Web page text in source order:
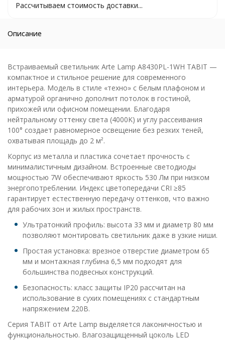
Рассчитываем стоимость доставки...
Описание
Встраиваемый светильник Arte Lamp A8430PL-1WH TABIT —
компактное и стильное решение для современного
интерьера. Модель в стиле «техно» с белым плафоном и
арматурой органично дополнит потолок в гостиной,
прихожей или офисном помещении. Благодаря
нейтральному оттенку света (4000K) и углу рассеивания
100° создает равномерное освещение без резких теней,
охватывая площадь до 2 м².
Корпус из металла и пластика сочетает прочность с
минималистичным дизайном. Встроенные светодиоды
мощностью 7W обеспечивают яркость 530 Лм при низком
энергопотреблении. Индекс цветопередачи CRI ≥85
гарантирует естественную передачу оттенков, что важно
для рабочих зон и жилых пространств.
Ультратонкий профиль: высота 33 мм и диаметр 80 мм
позволяют монтировать светильник даже в узкие ниши.
Простая установка: врезное отверстие диаметром 65
мм и монтажная глубина 6,5 мм подходят для
большинства подвесных конструкций.
Безопасность: класс защиты IP20 рассчитан на
использование в сухих помещениях с стандартным
напряжением 220В.
Серия TABIT от Arte Lamp выделяется лаконичностью и
функциональностью. Влагозащищенный цоколь LED